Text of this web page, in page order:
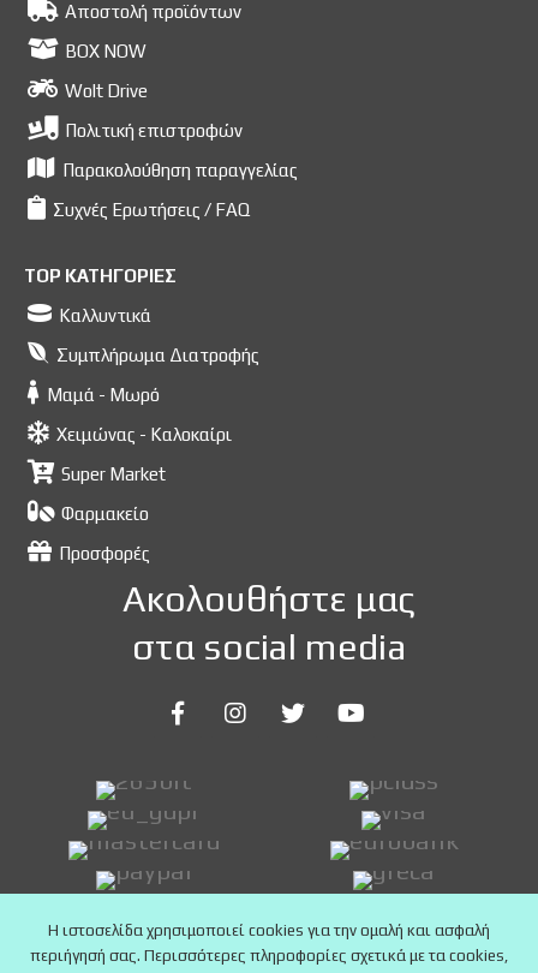
Η ιστοσελίδα χρησιμοποιεί cookies για την ομαλή και ασφαλή
περιήγησή σας. Περισσότερες πληροφορίες σχετικά με τα cookies,
Αποστολή προϊόντων
BOX NOW
Wolt Drive
Πολιτική επιστροφών
Παρακολούθηση παραγγελίας
Συχνές Ερωτήσεις / FAQ
TOP ΚΑΤΗΓΟΡΙΕΣ
Καλλυντικά
Συμπλήρωμα Διατροφής
Μαμά - Μωρό
Χειμώνας - Καλοκαίρι
Super Market
Φαρμακείο
Προσφορές
Ακολουθήστε μας
στα social media